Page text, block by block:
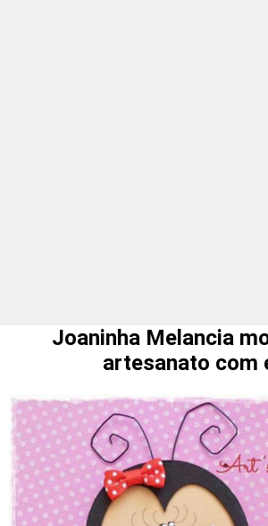
Joaninha Melancia
artesanato com